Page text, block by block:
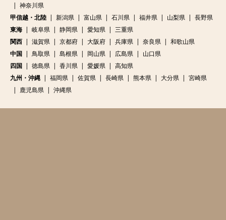
神奈川県
甲信越・北陸
新潟県 富山県 石川県 福井県 山梨県
長野県
東海
岐阜県 静岡県 愛知県
三重県
関西
滋賀県 京都府 大阪府 兵庫県 奈良県
和歌山県
中国
鳥取県 島根県 岡山県 広島県
山口県
四国
徳島県 香川県 愛媛県
高知県
九州・沖縄
福岡県 佐賀県 長崎県 熊本県 大分県
宮崎県
鹿児島県
沖縄県